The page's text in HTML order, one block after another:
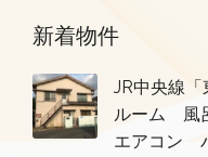
新着物件
JR中央線
ルーム 風
エアコン